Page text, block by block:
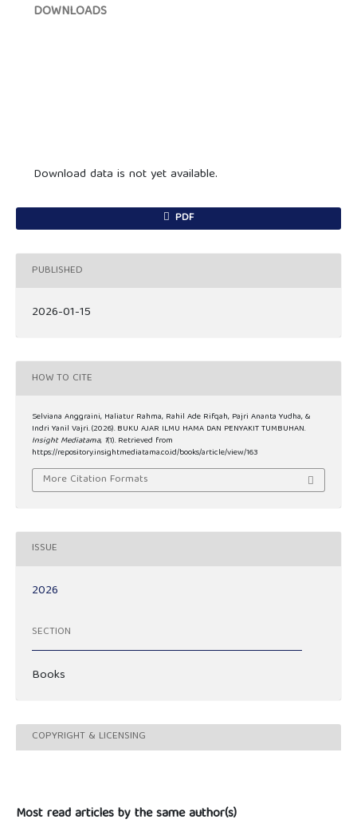
DOWNLOADS
Download data is not yet available.
PDF
PUBLISHED
2026-01-15
HOW TO CITE
Selviana Anggraini, Haliatur Rahma, Rahil Ade Rifqah, Pajri Ananta Yudha, &
Indri Yanil Vajri. (2026). BUKU AJAR ILMU HAMA DAN PENYAKIT TUMBUHAN.
Insight Mediatama, 1(1). Retrieved from
https://repository.insightmediatama.co.id/books/article/view/163
More Citation Formats
ISSUE
2026
SECTION
Books
COPYRIGHT & LICENSING
Most read articles by the same author(s)